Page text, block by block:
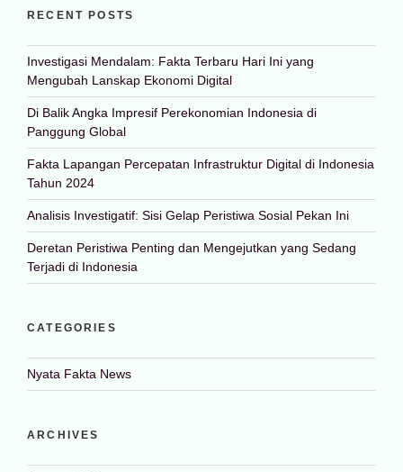
RECENT POSTS
Investigasi Mendalam: Fakta Terbaru Hari Ini yang
Mengubah Lanskap Ekonomi Digital
Di Balik Angka Impresif Perekonomian Indonesia di
Panggung Global
Fakta Lapangan Percepatan Infrastruktur Digital di Indonesia
Tahun 2024
Analisis Investigatif: Sisi Gelap Peristiwa Sosial Pekan Ini
Deretan Peristiwa Penting dan Mengejutkan yang Sedang
Terjadi di Indonesia
CATEGORIES
Nyata Fakta News
ARCHIVES